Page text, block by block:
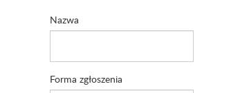
Nazwa
Forma zgłoszenia